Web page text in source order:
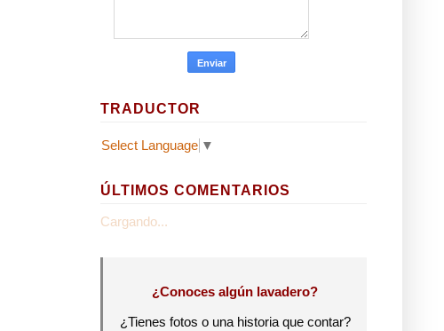
TRADUCTOR
Select Language ▼
ÚLTIMOS COMENTARIOS
Cargando...
¿Conoces algún lavadero?
¿Tienes fotos o una historia que contar?